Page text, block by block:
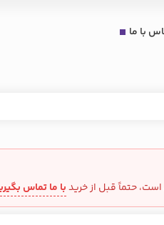
با ما
حتماً قبل از خریدبا ما تماس